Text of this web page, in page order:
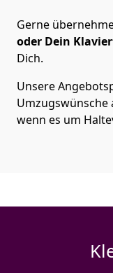
Gerne
oder Dein
Dich.
Unsere
Umzugswünsche
wenn es um